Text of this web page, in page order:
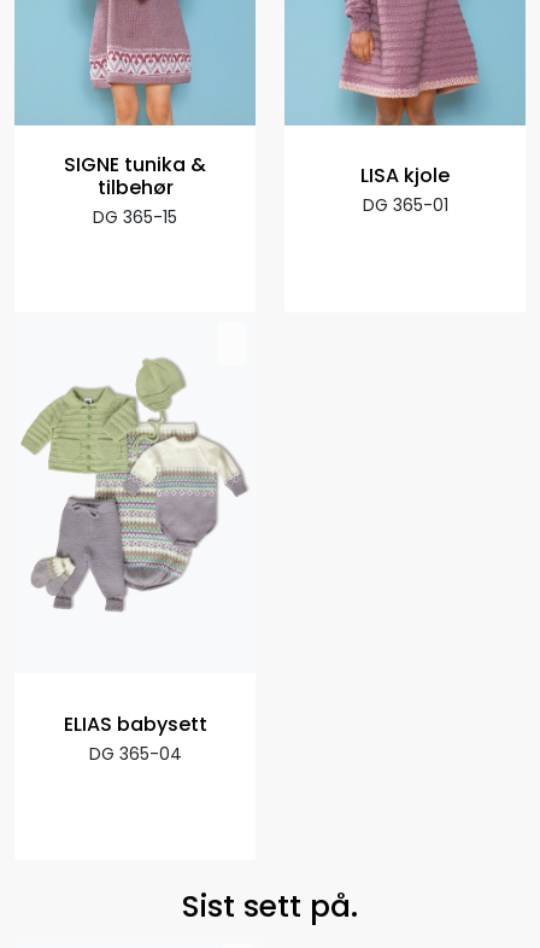
SIGNE tunika &
tilbehør
DG 365-15
LISA kjole
DG 365-01
ELIAS babysett
DG 365-04
Sist sett på.